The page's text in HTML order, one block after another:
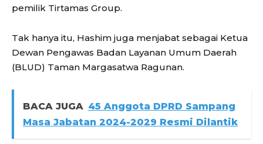
pemilik Tirtamas Group.
Tak hanya itu, Hashim juga menjabat sebagai Ketua
Dewan Pengawas Badan Layanan Umum Daerah
(BLUD) Taman Margasatwa Ragunan.
BACA JUGA 45 Anggota DPRD Sampang
Masa Jabatan 2024-2029 Resmi Dilantik